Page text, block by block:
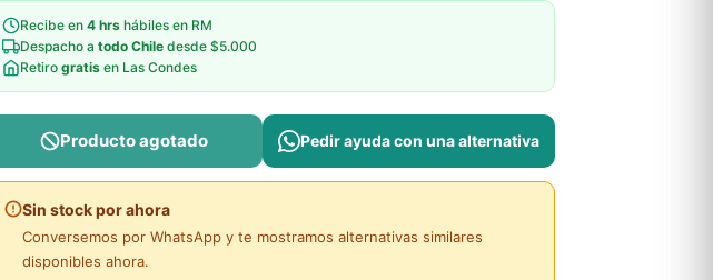
Recibe en 4 hrs hábiles en RM
Despacho a todo Chile desde $5.000
Retiro gratis en Las Condes
Producto agotado Pedir ayuda con una alternativa
Sin stock por ahora
Conversemos por WhatsApp y te mostramos alternativas similares
disponibles ahora.